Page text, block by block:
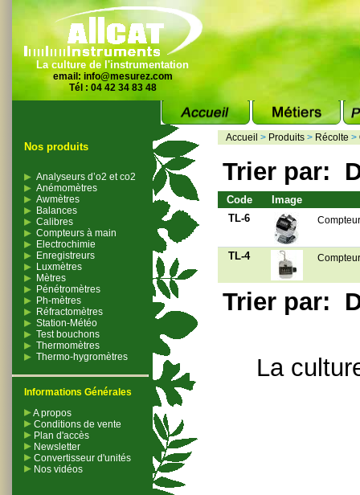
La culture de l'instrumentation
email: info@mesurez.com
Tél : 04 42 34 83 48
Nos produits
Analyseurs d’o2 et co2
Anémomètres
Awmètres
Balances
Calibres
Compteurs à main
Electrochimie
Enregistreurs
Luxmètres
Mètres
Pénétromètres
Ph-mètres
Réfractomètres
Station-Météo
Test bouchons
Thermomètres
Thermo-hygromètres
Informations Générales
A propos
Conditions de vente
Plan d'accès
Newsletter
Convertisseur d'unités
Nos vidéos
Accueil > Produits > Récolte >
Trier par:
Code
Image
TL-6
TL-4
Trier par:
La